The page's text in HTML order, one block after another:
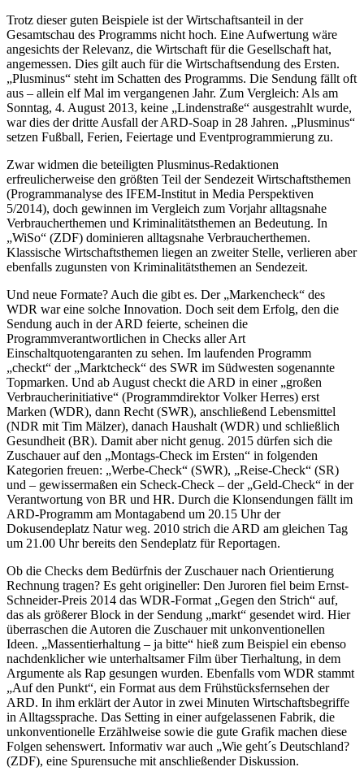
Trotz dieser guten Beispiele ist der Wirtschaftsanteil in der
Gesamtschau des Programms nicht hoch. Eine Aufwertung wäre
angesichts der Relevanz, die Wirtschaft für die Gesellschaft hat,
angemessen. Dies gilt auch für die Wirtschaftsendung des Ersten.
„Plus­minus“ steht im Schatten des Programms. Die Sendung fällt oft
aus – allein elf Mal im vergangenen Jahr. Zum Vergleich: Als am
Sonntag, 4. August 2013, keine „Lindenstraße“ ausgestrahlt wurde,
war dies der dritte Ausfall der ARD-Soap in 28 Jahren. „Plusminus“
setzen Fußball, Ferien, Feiertage und Eventprogrammierung zu.
Zwar widmen die beteiligten Plusminus-Redaktionen
erfreulicherweise den größten Teil der Sendezeit Wirtschafts­themen
(Programmanalyse des IFEM-Institut in Media Perspektiven
5/2014), doch gewinnen im Vergleich zum Vorjahr alltagsnahe
Verbraucherthemen und Kriminalitäts­themen an Bedeutung. In
„WiSo“ (ZDF) dominieren alltagsnahe Verbraucherthemen.
Klassische Wirtschaftsthemen liegen an zweiter Stelle, verlieren aber
ebenfalls zugunsten von Kriminalitätsthemen an Sendezeit.
Und neue Formate? Auch die gibt es. Der „Markencheck“ des
WDR war eine solche Innovation. Doch seit dem Erfolg, den die
Sendung auch in der ARD feierte, scheinen die
Programmverantwortlichen in Checks aller Art
Einschaltquotengaranten zu sehen. Im laufenden Programm
„checkt“ der „Marktcheck“ des SWR im Südwesten sogenannte
Topmarken. Und ab August checkt die ARD in einer „großen
Verbraucherinitiative“ (Programmdirektor Volker Herres) erst
Marken (WDR), dann Recht (SWR), anschließend Lebensmittel
(NDR mit Tim Mälzer), danach Haushalt (WDR) und schließlich
Gesundheit (BR). Damit aber nicht genug. 2015 dürfen sich die
Zuschauer auf den „Montags-Check im Ersten“ in folgenden
Kategorien freuen: „Werbe-Check“ (SWR), „Reise-Check“ (SR)
und – gewissermaßen ein Scheck-Check – der „Geld-Check“ in der
Verantwortung von BR und HR. Durch die Klonsendungen fällt im
ARD-Programm am Montagabend um 20.15 Uhr der
Dokusendeplatz Natur weg. 2010 strich die ARD am gleichen Tag
um 21.00 Uhr bereits den Sendeplatz für Reportagen.
Ob die Checks dem Bedürfnis der Zuschauer nach Orientierung
Rechnung tragen? Es geht origineller: Den Juroren fiel beim Ernst-
Schneider-Preis 2014 das WDR-Format „Gegen den Strich“ auf,
das als größerer Block in der Sendung „markt“ gesendet wird. Hier
überraschen die Autoren die Zuschauer mit unkonventionellen
Ideen. „Massentierhaltung – ja bitte“ hieß zum Beispiel ein ebenso
nachdenklicher wie unterhaltsamer Film über Tierhaltung, in dem
Argumente als Rap gesungen wurden. Ebenfalls vom WDR stammt
„Auf den Punkt“, ein Format aus dem Frühstücksfernsehen der
ARD. In ihm erklärt der Autor in zwei Minuten Wirtschaftsbegriffe
in Alltagssprache. Das Setting in einer aufgelassenen Fabrik, die
unkonventionelle Erzählweise sowie die gute Grafik machen diese
Folgen sehenswert. Informativ war auch „Wie geht´s Deutschland?
(ZDF), eine Spurensuche mit anschließender Diskussion.